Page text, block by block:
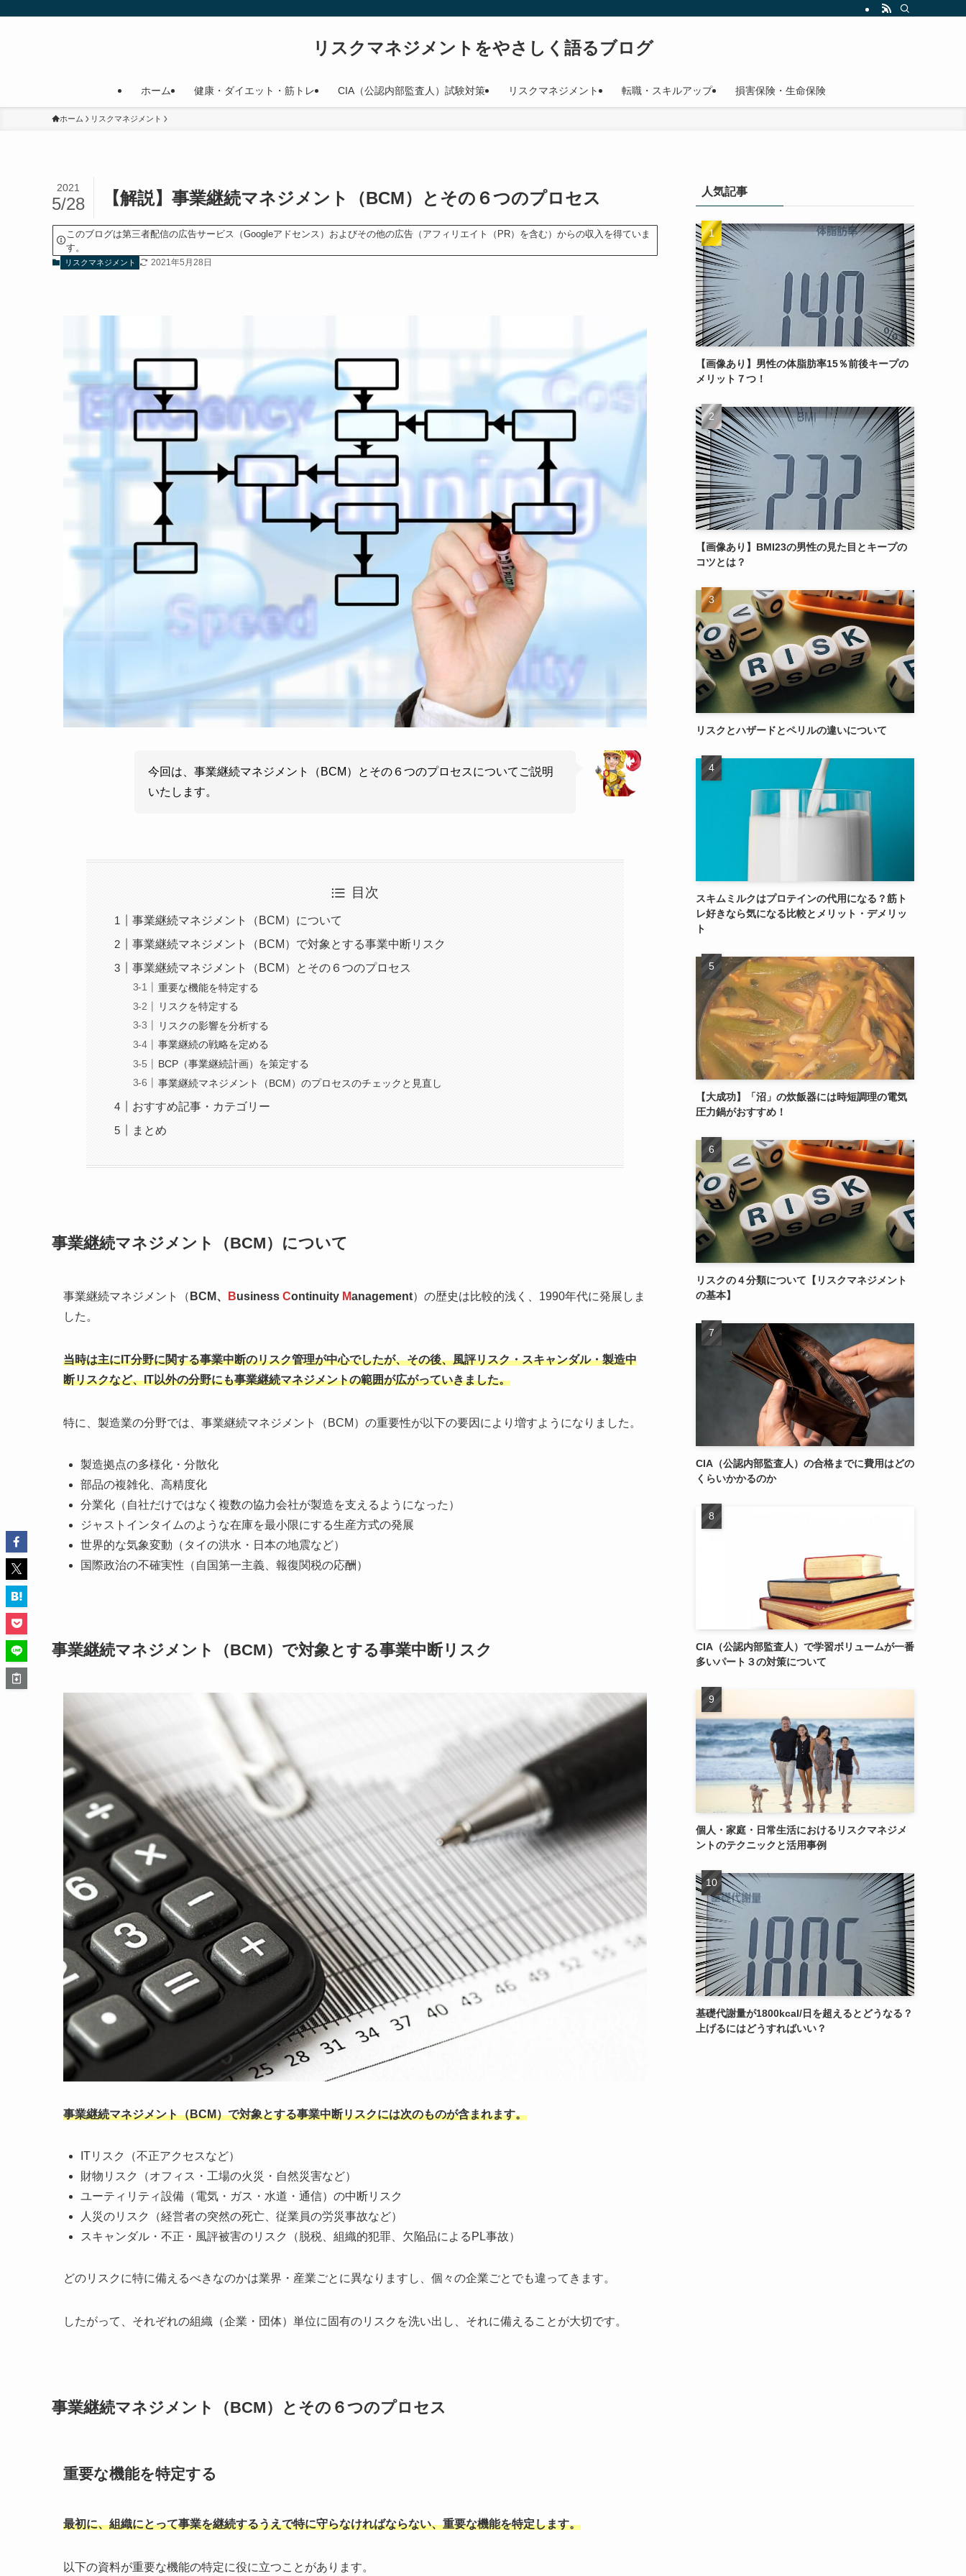
リスクマネジメントをやさしく語るブログ
ホーム 健康・ダイエット・筋トレ CIA（公認内部監査人）試験対策 リスクマネジメント 転職・スキルアップ 損害保険・生命保険
ホーム リスクマネジメント
【解説】事業継続マネジメント（BCM）とその６つのプロセス
2021
5/28
このブログは第三者配信の広告サービス（Googleアドセンス）およびその他の広告（アフィリエイト（PR）を含む）からの収入を得ていま
す。
リスクマネジメント 2021年5月28日
今回は、事業継続マネジメント（BCM）とその６つのプロセスについてご説明
いたします。
目次
事業継続マネジメント（BCM）について
事業継続マネジメント（BCM）で対象とする事業中断リスク
事業継続マネジメント（BCM）とその６つのプロセス
重要な機能を特定する
リスクを特定する
リスクの影響を分析する
事業継続の戦略を定める
BCP（事業継続計画）を策定する
事業継続マネジメント（BCM）のプロセスのチェックと見直し
おすすめ記事・カテゴリー
まとめ
事業継続マネジメント（BCM）について
事業継続マネジメント（ BCM、 Business Continuity Management）の歴史は比較的浅く、1990年代に発展しま
した。
当時は主にIT分野に関する事業中断のリスク管理が中心でしたが、その後、風評リスク・スキャンダル・製造中
断リスクなど、IT以外の分野にも事業継続マネジメントの範囲が広がっていきました。
特に、製造業の分野では、事業継続マネジメント（BCM）の重要性が以下の要因により増すようになりました。
製造拠点の多様化・分散化
部品の複雑化、高精度化
分業化（自社だけではなく複数の協力会社が製造を支えるようになった）
ジャストインタイムのような在庫を最小限にする生産方式の発展
世界的な気象変動（タイの洪水・日本の地震など）
国際政治の不確実性（自国第一主義、報復関税の応酬）
事業継続マネジメント（BCM）で対象とする事業中断リスク
事業継続マネジメント（BCM）で対象とする事業中断リスクには次のものが含まれます。
ITリスク（不正アクセスなど）
財物リスク（オフィス・工場の火災・自然災害など）
ユーティリティ設備（電気・ガス・水道・通信）の中断リスク
人災のリスク（経営者の突然の死亡、従業員の労災事故など）
スキャンダル・不正・風評被害のリスク（脱税、組織的犯罪、欠陥品によるPL事故）
どのリスクに特に備えるべきなのかは業界・産業ごとに異なりますし、個々の企業ごとでも違ってきます。
したがって、それぞれの組織（企業・団体）単位に固有のリスクを洗い出し、それに備えることが大切です。
事業継続マネジメント（BCM）とその６つのプロセス
重要な機能を特定する
最初に、組織にとって事業を継続するうえで特に守らなければならない、重要な機能を特定します。
以下の資料が重要な機能の特定に役に立つことがあります。
人気記事
【画像あり】男性の体脂肪率15％前後キープの
メリット７つ！
【画像あり】BMI23の男性の見た目とキープの
コツとは？
リスクとハザードとペリルの違いについて
スキムミルクはプロテインの代用になる？筋ト
レ好きなら気になる比較とメリット・デメリッ
ト
【大成功】「沼」の炊飯器には時短調理の電気
圧力鍋がおすすめ！
リスクの４分類について【リスクマネジメント
の基本】
CIA（公認内部監査人）の合格までに費用はどの
くらいかかるのか
CIA（公認内部監査人）で学習ボリュームが一番
多いパート３の対策について
個人・家庭・日常生活におけるリスクマネジメ
ントのテクニックと活用事例
基礎代謝量が1800kcal/日を超えるとどうなる？
上げるにはどうすればいい？